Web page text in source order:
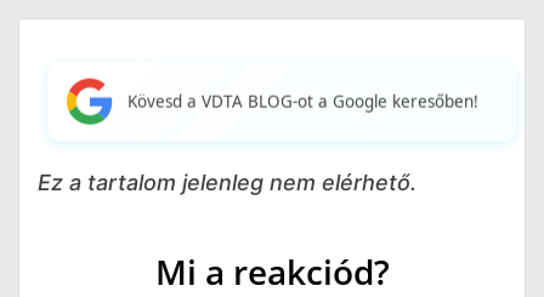
Kövesd a VDTA BLOG-ot a Google keresőben!
Ez a tartalom jelenleg nem elérhető.
Mi a reakciód?